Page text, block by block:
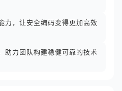
力，让安全编码变得更加高效
助力团队构建稳健可靠的技术